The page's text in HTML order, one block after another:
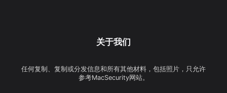
关于我们
任何复制、复制或分发信息和所有其他材料，包括照片，只允许
参考MacSecurity网站。